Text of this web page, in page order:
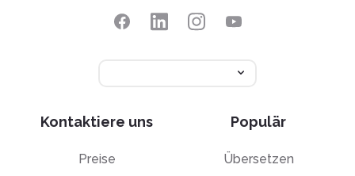
Kontaktiere uns
Preise
Populär
Übersetzen